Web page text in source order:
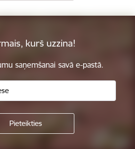
kurš uzzina!
saņemšanai savā e-pastā.